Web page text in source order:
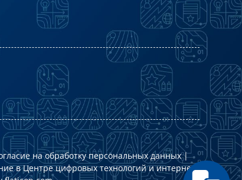
на обработку персональных данных|
вЦентре цифровых технологий и интернет-